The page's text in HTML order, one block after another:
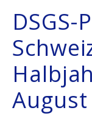
DSGS-